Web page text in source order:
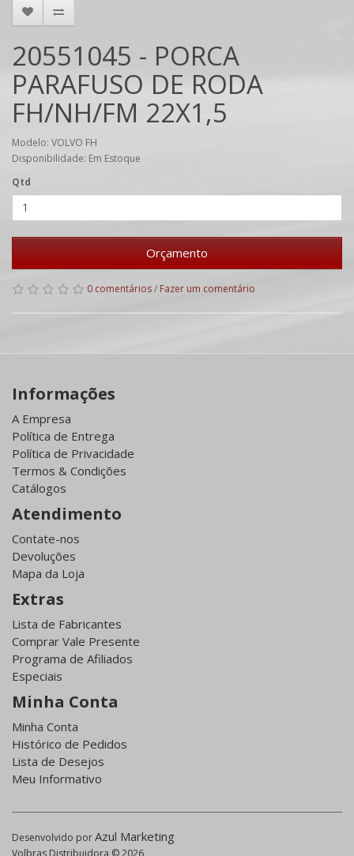
20551045 - PORCA
PARAFUSO DE RODA
FH/NH/FM 22X1,5
Modelo: VOLVO FH
Disponibilidade: Em Estoque
Qtd
Orçamento
0 comentários/ Fazer um comentário
Informações
A Empresa
Política de Entrega
Política de Privacidade
Termos & Condições
Catálogos
Atendimento
Contate-nos
Devoluções
Mapa da Loja
Extras
Lista de Fabricantes
Comprar Vale Presente
Programa de Afiliados
Especiais
Minha Conta
Minha Conta
Histórico de Pedidos
Lista de Desejos
Meu Informativo
Desenvolvido porAzul Marketing
Volbras Distribuidora © 2026